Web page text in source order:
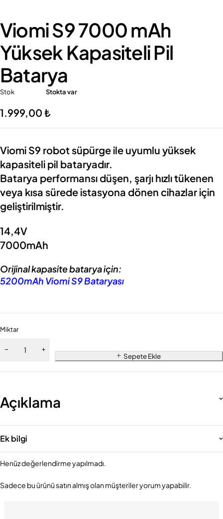
Viomi S9 7000 mAh
Yüksek Kapasiteli Pil
Batarya
Stok Stokta var
1.999,00 ₺
Viomi S9 robot süpürge ile uyumlu yüksek
kapasiteli pil bataryadır.
Batarya performansı düşen, şarjı hızlı tükenen
veya kısa sürede istasyona dönen cihazlar için
geliştirilmiştir.
14,4V
7000mAh
Orijinal kapasite batarya için:
5200mAh Viomi S9 Bataryası
Miktar
Sepete Ekle
Açıklama
Ek bilgi
Henüz değerlendirme yapılmadı.
Sadece bu ürünü satın almış olan müşteriler yorum yapabilir.